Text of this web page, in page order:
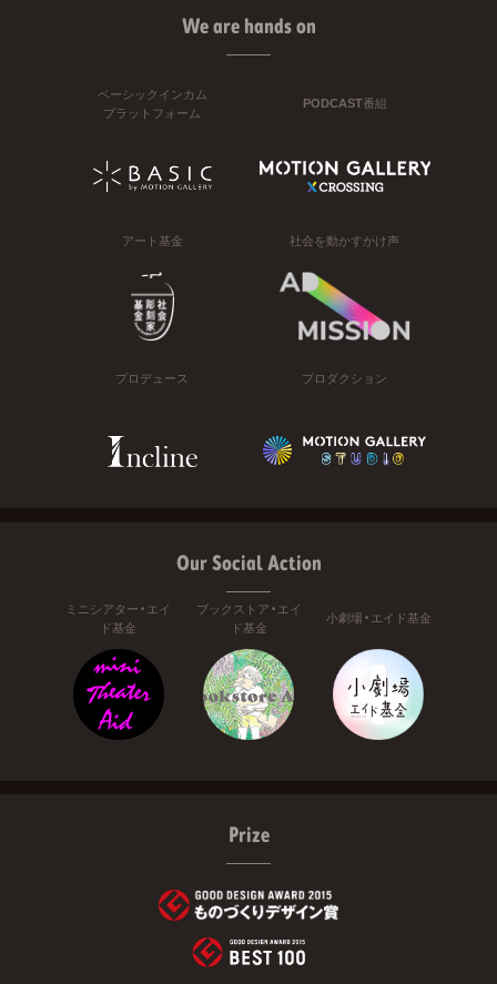
We are hands on
ベーシックインカム
プラットフォーム
PODCAST番組
アート基金 社会を動かすかけ声
プロデュース プロダクション
Our Social Action
ミニシアター・エイ
ド基金
ブックストア・エイ
ド基金
小劇場・エイド基金
Prize